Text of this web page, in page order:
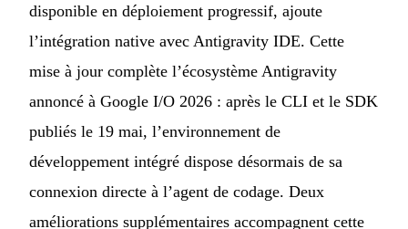
disponible en déploiement progressif, ajoute
l’intégration native avec Antigravity IDE. Cette
mise à jour complète l’écosystème Antigravity
annoncé à Google I/O 2026 : après le CLI et le SDK
publiés le 19 mai, l’environnement de
développement intégré dispose désormais de sa
connexion directe à l’agent de codage. Deux
améliorations supplémentaires accompagnent cette